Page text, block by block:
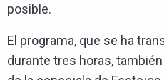
posible.
El programa, que se ha
durante tres horas,